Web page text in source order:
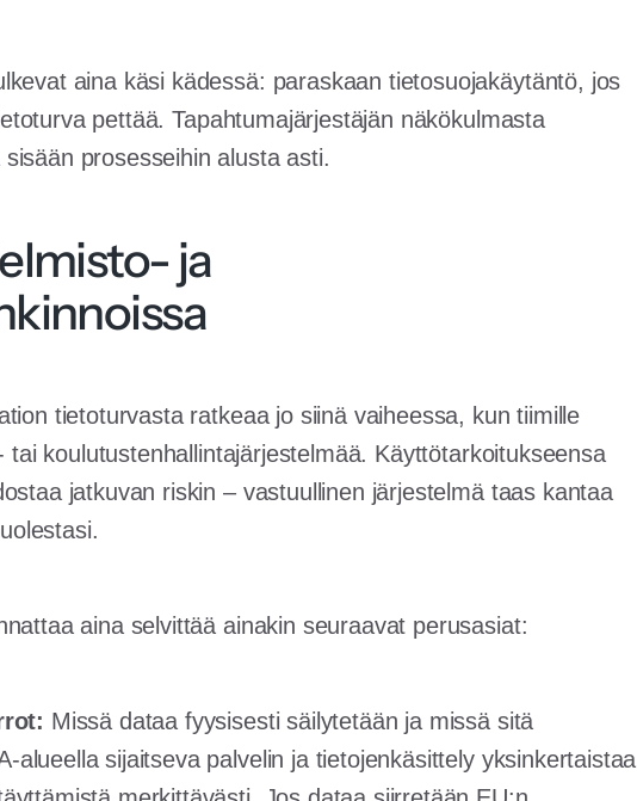
aina käsi kädessä: paraskaan tietosuojakäytäntö, jos
pettää. Tapahtumajärjestäjän näkökulmasta
prosesseihin alusta asti.
ja
tietoturvasta ratkeaa jo siinä vaiheessa, kun tiimille
tai koulutustenhallintajärjestelmää. Käyttötarkoitukseensa
jatkuvan riskin – vastuullinen järjestelmä taas kantaa
aina selvittää ainakin seuraavat perusasiat:
Missä dataa fyysisesti säilytetään ja missä sitä
alueella sijaitseva palvelin ja tietojenkäsittely yksinkertaistaa